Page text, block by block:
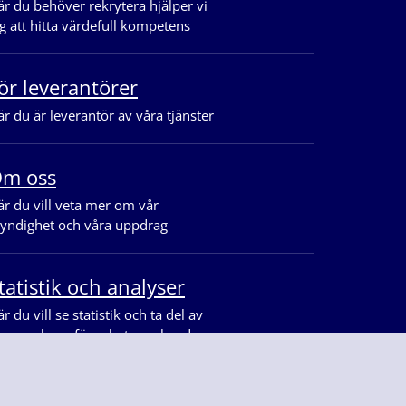
du behöver rekrytera hjälper vi
att hitta värdefull kompetens
leverantörer
du är leverantör av våra tjänster
oss
du vill veta mer om vår
och våra uppdrag
och analyser
du vill se statistik och ta del av
analyser för arbetsmarknaden